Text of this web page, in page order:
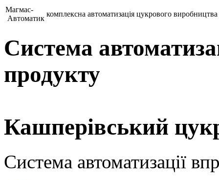
Магмас-
Автоматик
комплексна автоматизація цукрового виробництва
Система
продукту
Кашперівський
Система автоматизації